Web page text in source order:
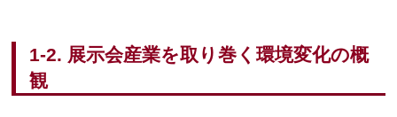
1-2. 展示会産業を取り巻く環境変化の概
観